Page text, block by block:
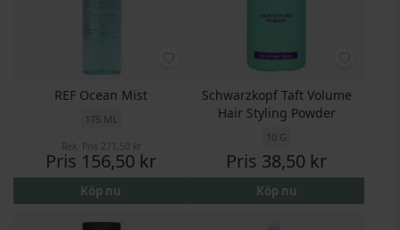
REF Ocean Mist
175 ML
Rek. Pris 271,50 kr
Pris 156,50 kr
Köp nu
Schwarzkopf Taft Volume
Hair Styling Powder
10 G
Pris 38,50 kr
Köp nu